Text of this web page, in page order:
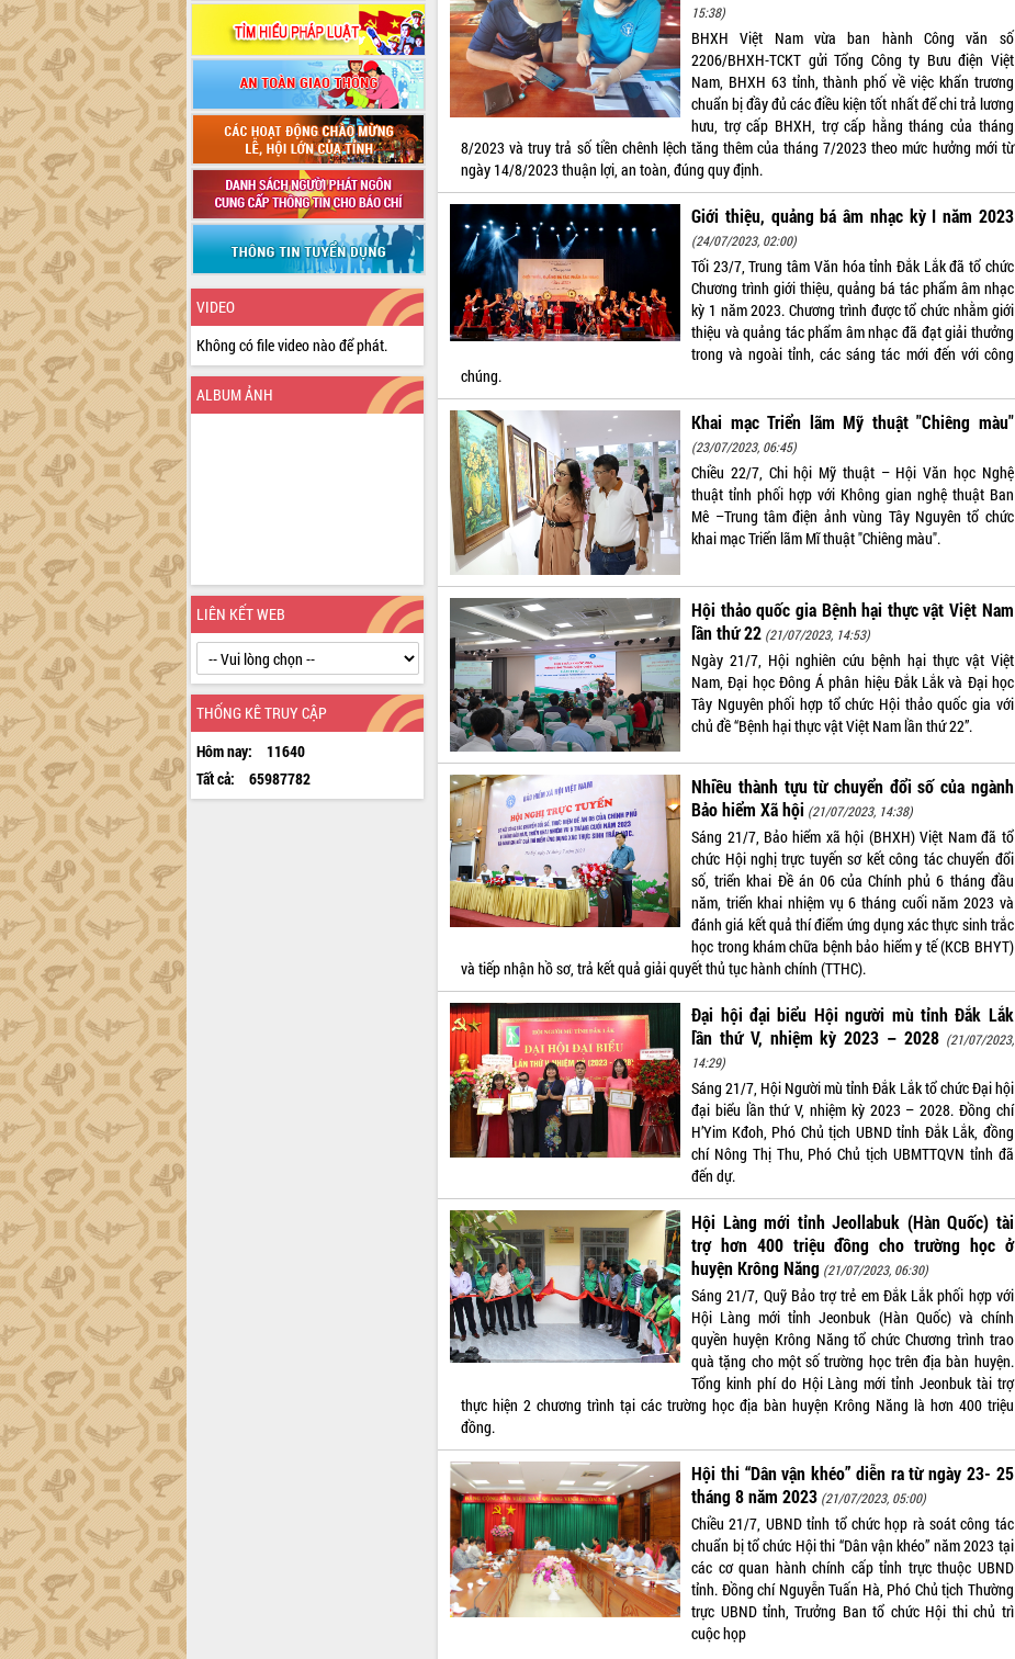
VIDEO
Không có file video nào để phát.
ALBUM ẢNH
LIÊN KẾT WEB
THỐNG KÊ TRUY CẬP
Hôm nay:
11640
Tất cả:
65987782
15:38)
BHXH Việt Nam vừa ban hành Công văn số
2206/BHXH-TCKT gửi Tổng Công ty Bưu điện Việt
Nam, BHXH 63 tỉnh, thành phố về việc khẩn trương
chuẩn bị đầy đủ các điều kiện tốt nhất để chi trả lương
hưu, trợ cấp BHXH, trợ cấp hằng tháng của tháng
8/2023 và truy trả số tiền chênh lệch tăng thêm của tháng 7/2023 theo mức hưởng mới từ
ngày 14/8/2023 thuận lợi, an toàn, đúng quy định.
Giới thiệu, quảng bá âm nhạc kỳ I năm 2023
(24/07/2023, 02:00)
Tối 23/7, Trung tâm Văn hóa tỉnh Đắk Lắk đã tổ chức
Chương trình giới thiệu, quảng bá tác phẩm âm nhạc
kỳ 1 năm 2023. Chương trình được tổ chức nhằm giới
thiệu và quảng tác phẩm âm nhạc đã đạt giải thưởng
trong và ngoài tỉnh, các sáng tác mới đến với công
chúng.
Khai mạc Triển lãm Mỹ thuật "Chiêng màu"
(23/07/2023, 06:45)
Chiều 22/7, Chi hội Mỹ thuật – Hội Văn học Nghệ
thuật tỉnh phối hợp với Không gian nghệ thuật Ban
Mê –Trung tâm điện ảnh vùng Tây Nguyên tổ chức
khai mạc Triển lãm Mĩ thuật "Chiêng màu".
Hội thảo quốc gia Bệnh hại thực vật Việt Nam
lần thứ 22 (21/07/2023, 14:53)
Ngày 21/7, Hội nghiên cứu bệnh hại thực vật Việt
Nam, Đại học Đông Á phân hiệu Đắk Lắk và Đại học
Tây Nguyên phối hợp tổ chức Hội thảo quốc gia với
chủ đề “Bệnh hại thực vật Việt Nam lần thứ 22”.
Nhiều thành tựu từ chuyển đổi số của ngành
Bảo hiểm Xã hội (21/07/2023, 14:38)
Sáng 21/7, Bảo hiểm xã hội (BHXH) Việt Nam đã tổ
chức Hội nghị trực tuyến sơ kết công tác chuyển đổi
số, triển khai Đề án 06 của Chính phủ 6 tháng đầu
năm, triển khai nhiệm vụ 6 tháng cuối năm 2023 và
đánh giá kết quả thí điểm ứng dụng xác thực sinh trắc
học trong khám chữa bệnh bảo hiểm y tế (KCB BHYT)
và tiếp nhận hồ sơ, trả kết quả giải quyết thủ tục hành chính (TTHC).
Đại hội đại biểu Hội người mù tỉnh Đắk Lắk
lần thứ V, nhiệm kỳ 2023 – 2028 (21/07/2023,
14:29)
Sáng 21/7, Hội Người mù tỉnh Đắk Lắk tổ chức Đại hội
đại biểu lần thứ V, nhiệm kỳ 2023 – 2028. Đồng chí
H’Yim Kđoh, Phó Chủ tịch UBND tỉnh Đắk Lắk, đồng
chí Nông Thị Thu, Phó Chủ tịch UBMTTQVN tỉnh đã
đến dự.
Hội Làng mới tỉnh Jeollabuk (Hàn Quốc) tài
trợ hơn 400 triệu đồng cho trường học ở
huyện Krông Năng (21/07/2023, 06:30)
Sáng 21/7, Quỹ Bảo trợ trẻ em Đắk Lắk phối hợp với
Hội Làng mới tỉnh Jeonbuk (Hàn Quốc) và chính
quyền huyện Krông Năng tổ chức Chương trình trao
quà tặng cho một số trường học trên địa bàn huyện.
Tổng kinh phí do Hội Làng mới tỉnh Jeonbuk tài trợ
thực hiện 2 chương trình tại các trường học địa bàn huyện Krông Năng là hơn 400 triệu
đồng.
Hội thi “Dân vận khéo” diễn ra từ ngày 23- 25
tháng 8 năm 2023 (21/07/2023, 05:00)
Chiều 21/7, UBND tỉnh tổ chức họp rà soát công tác
chuẩn bị tổ chức Hội thi “Dân vận khéo” năm 2023 tại
các cơ quan hành chính cấp tỉnh trực thuộc UBND
tỉnh. Đồng chí Nguyễn Tuấn Hà, Phó Chủ tịch Thường
trực UBND tỉnh, Trưởng Ban tổ chức Hội thi chủ trì
cuộc họp